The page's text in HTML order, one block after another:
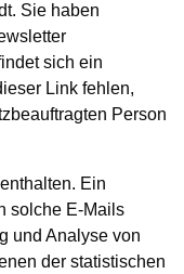
Sie haben
sich ein
Link fehlen,
Person
Ein
solche E-Mails
und Analyse von
der statistischen